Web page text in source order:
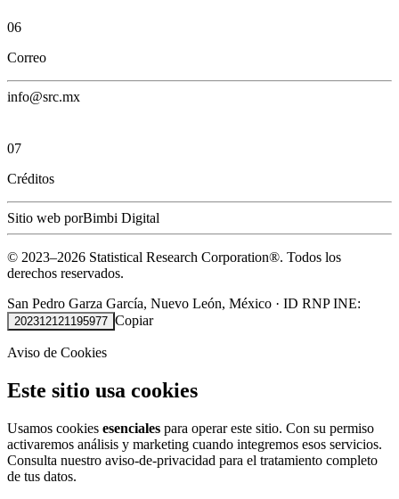
06
Correo
info@src.mx
07
Créditos
Sitio web porBimbi Digital
© 2023–2026 Statistical Research Corporation®. Todos los
derechos reservados.
San Pedro Garza García, Nuevo León, México · ID RNP INE:
202312121195977 Copiar
Aviso de Cookies
Este sitio usa cookies
Usamos cookies esenciales para operar este sitio. Con su permiso
activaremos análisis y marketing cuando integremos esos servicios.
Consulta nuestro aviso-de-privacidad para el tratamiento completo
de tus datos.